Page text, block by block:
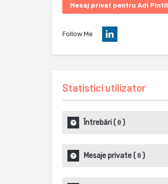
Mesaj privat pentru Adi
Follow Me
Statistici utilizator
Întrebări( 0 )
Mesaje private( 0 )